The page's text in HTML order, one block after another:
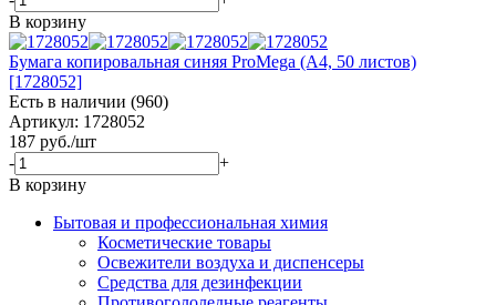
В корзину
Бумага копировальная синяя ProMega (A4, 50 листов)
[1728052]
Есть в наличии (960)
Артикул: 1728052
187 руб./шт
-
+
В корзину
Бытовая и профессиональная химия
Косметические товары
Освежители воздуха и диспенсеры
Средства для дезинфекции